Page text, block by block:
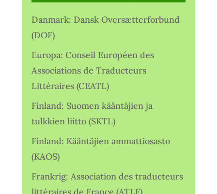
Danmark: Dansk Oversætterforbund
(DOF)
Europa: Conseil Européen des
Associations de Traducteurs
Littéraires (CEATL)
Finland: Suomen kääntäjien ja
tulkkien liitto (SKTL)
Finland: Kääntäjien ammattiosasto
(KAOS)
Frankrig: Association des traducteurs